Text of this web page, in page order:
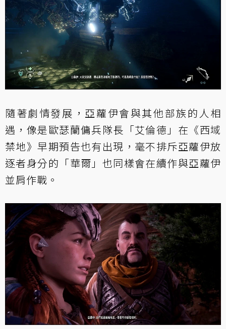
隨著劇情發展，亞蘿伊會與其他部族的人相
遇，像是歐瑟蘭傭兵隊長「艾倫德」在《西域
禁地》早期預告也有出現，毫不排斥亞蘿伊放
逐者身分的「華爾」也同樣會在續作與亞蘿伊
並肩作戰。